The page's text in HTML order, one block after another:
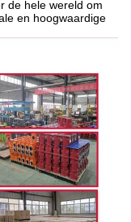
de hele wereld om
en hoogwaardige